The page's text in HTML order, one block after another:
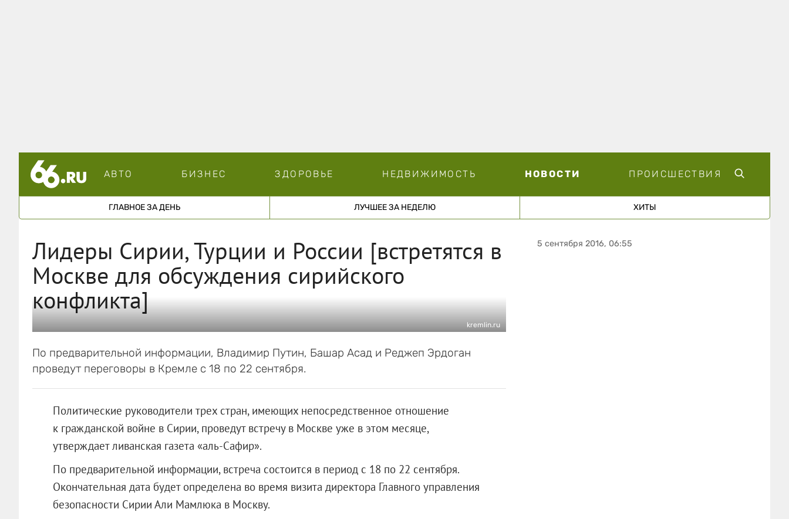
АВТО БИЗНЕС ЗДОРОВЬЕ НЕДВИЖИМОСТЬ НОВОСТИ ПРОИСШЕСТВИЯ
ГЛАВНОЕ ЗА ДЕНЬ ЛУЧШЕЕ ЗА НЕДЕЛЮ ХИТЫ
Лидеры Сирии, Турции и России [встретятся в
Москве для обсуждения сирийского
конфликта]
kremlin.ru
По предварительной информации, Владимир Путин, Башар Асад и Реджеп Эрдоган
проведут переговоры в Кремле с 18 по 22 сентября.
Политические руководители трех стран, имеющих непосредственное отношение
к гражданской войне в Сирии, проведут встречу в Москве уже в этом месяце,
утверждает ливанская газета «аль-Сафир».
По предварительной информации, встреча состоится в период с 18 по 22 сентября.
Окончательная дата будет определена во время визита директора Главного управления
безопасности Сирии Али Мамлюка в Москву.
5 сентября 2016, 06:55